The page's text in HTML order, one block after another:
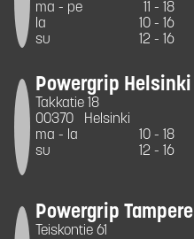
ma - pe
11 - 18
la
10 - 16
su
12 - 16
Powergrip Helsinki
Takkatie 18
00370
Helsinki
ma - la
10 - 18
su
12 - 16
Powergrip Tampere
Teiskontie 61